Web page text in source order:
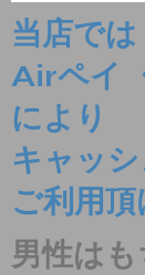
当店で
Airペイ
により
キャッ
ご利用
男性は